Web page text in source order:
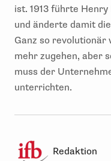
ist. 1913 führte
und änderte damit
Ganz so revolutionär
mehr zugehen, aber
muss der
unterrichten.
Redaktion